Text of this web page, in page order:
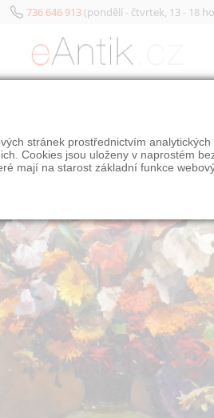
736 646 913(pondělí - čtvrtek, 13 - 18
stránek prostřednictvím
Cookies jsou uloženy v naprostém
mají na starost základní funkce